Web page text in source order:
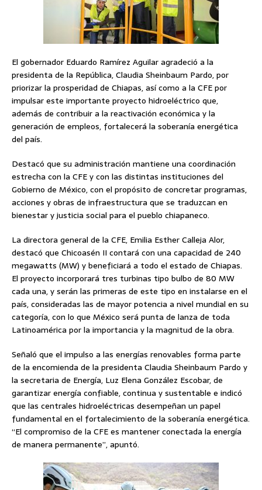
El gobernador Eduardo Ramírez Aguilar agradeció a la
presidenta de la República, Claudia Sheinbaum Pardo, por
priorizar la prosperidad de Chiapas, así como a la CFE por
impulsar este importante proyecto hidroeléctrico que,
además de contribuir a la reactivación económica y la
generación de empleos, fortalecerá la soberanía energética
del país.
Destacó que su administración mantiene una coordinación
estrecha con la CFE y con las distintas instituciones del
Gobierno de México, con el propósito de concretar programas,
acciones y obras de infraestructura que se traduzcan en
bienestar y justicia social para el pueblo chiapaneco.
La directora general de la CFE, Emilia Esther Calleja Alor,
destacó que Chicoasén II contará con una capacidad de 240
megawatts (MW) y beneficiará a todo el estado de Chiapas.
El proyecto incorporará tres turbinas tipo bulbo de 80 MW
cada una, y serán las primeras de este tipo en instalarse en el
país, consideradas las de mayor potencia a nivel mundial en su
categoría, con lo que México será punta de lanza de toda
Latinoamérica por la importancia y la magnitud de la obra.
Señaló que el impulso a las energías renovables forma parte
de la encomienda de la presidenta Claudia Sheinbaum Pardo y
la secretaria de Energía, Luz Elena González Escobar, de
garantizar energía confiable, continua y sustentable e indicó
que las centrales hidroeléctricas desempeñan un papel
fundamental en el fortalecimiento de la soberanía energética.
“El compromiso de la CFE es mantener conectada la energía
de manera permanente”, apuntó.